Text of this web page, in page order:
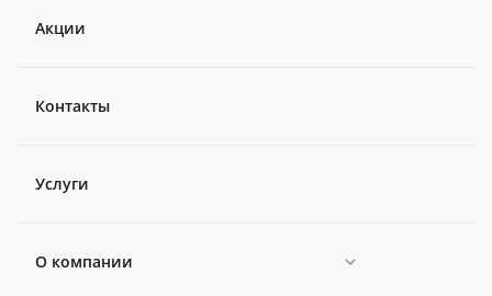
Акции
Контакты
Услуги
О компании